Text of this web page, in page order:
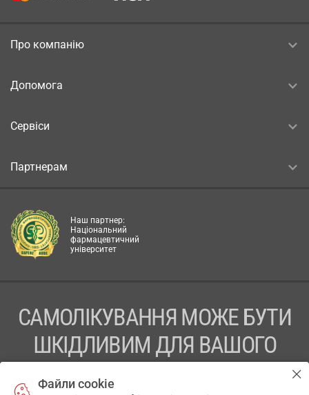
Про компанію
Допомога
Сервіси
Партнерам
Наш партнер:
Національний
фармацевтичний
університет
САМОЛІКУВАННЯ МОЖЕ БУТИ
ШКІДЛИВИМ ДЛЯ ВАШОГО
Файли cookie